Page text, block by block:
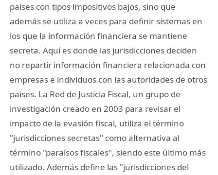
países con tipos impositivos bajos, sino que
además se utiliza a veces para definir sistemas en
los que la información financiera se mantiene
secreta. Aquí es donde las jurisdicciones deciden
no repartir información financiera relacionada con
empresas e individuos con las autoridades de otros
paises. La Red de Justicia Fiscal, un grupo de
investigación creado en 2003 para revisar el
impacto de la evasión fiscal, utiliza el término
"jurisdicciones secretas" como alternativa al
término "paraísos fiscales", siendo este último más
utilizado. Además define las "jurisdicciones del